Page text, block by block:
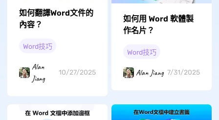
如何翻譯Word文件的
內容？
Word技巧
Alan
Jiang
10/27/2025
如何用 Word 軟體製
作名片？
Word技巧
Alan Jiang 7/31/2025